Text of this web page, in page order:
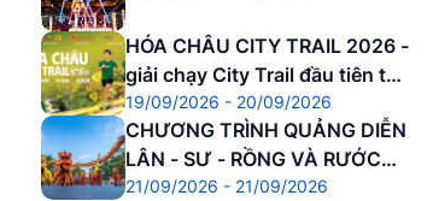
19/09/2026 - 20/09/2026
HÓA CHÂU CITY TRAIL 2026 -
giải chạy City Trail đầu tiên tại
Cố đô
21/09/2026 - 21/09/2026
CHƯƠNG TRÌNH QUẢNG DIỄN
LÂN - SƯ - RỒNG VÀ RƯỚC
ĐÈN TRUNG THU